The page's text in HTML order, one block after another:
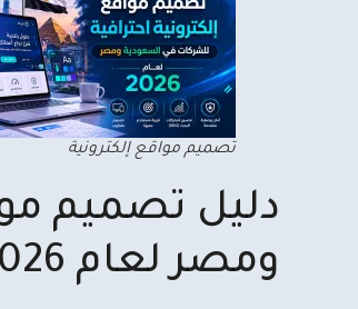
تصميم مواقع إلكترونية
دليل تصميم
ومصر لعام 2026